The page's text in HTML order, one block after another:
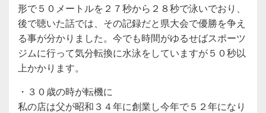
形で５０メートルを２７秒から２８秒で泳いでおり、
後で聴いた話では、その記録だと県大会で優勝を争え
る事が分かりました。今でも時間がゆるせばスポーツ
ジムに行って気分転換に水泳をしていますが５０秒以
上かかります。
・３０歳の時が転機に
私の店は父が昭和３４年に創業し今年で５２年になり